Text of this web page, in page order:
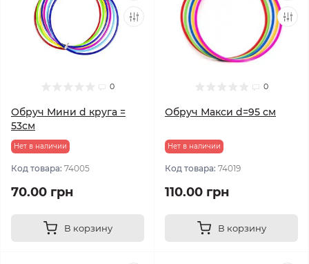
0
Обруч Мини d круга =
53см
Нет в наличии
Код товара: 74005
70.00 грн
В корзину
0
Обруч Макси d=95 см
Нет в наличии
Код товара: 74019
110.00 грн
В корзину